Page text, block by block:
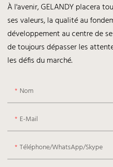
À l'avenir, GELANDY placera
ses valeurs, la qualité au
développement au centre de
de toujours dépasser les
les défis du marché.
Nom
E-Mail
Téléphone/WhatsApp/Skype